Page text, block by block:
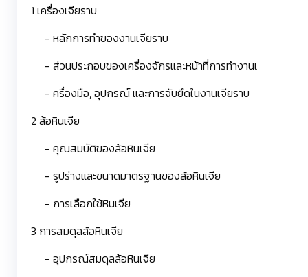
1 เครื่องเจียราบ
- หลักการทำของงานเจียราบ
- ส่วนประกอบของเครื่องจักรและหน้าที่การทำงานเ
- ครื่องมือ, อุปกรณ์ และการจับยึดในงานเจียราบ
2 ล้อหินเจีย
- คุณสมบัติของล้อหินเจีย
- รูปร่างและขนาดมาตรฐานของล้อหินเจีย
- การเลือกใช้หินเจีย
3 การสมดุลล้อหินเจีย
- อุปกรณ์สมดุลล้อหินเจีย